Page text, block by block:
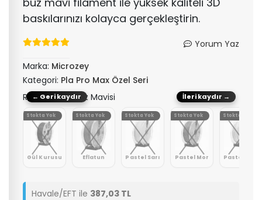
baskılarınızı kolayca gerçekleştirin.
Yorum Yaz
Marka: Microzey
Kategori: Pla Pro Max Özel Seri
Renk: Şeffaf Buz Mavisi
Gül Kurusu
Stokta Yok
Eflatun
Stokta Yok
Pastel Sarı
Stokta Yok
Pastel Mor
Stokta Yok Stokta Yok
← Geri kaydır İleri kaydır →
Havale/EFT ile 387,03 TL